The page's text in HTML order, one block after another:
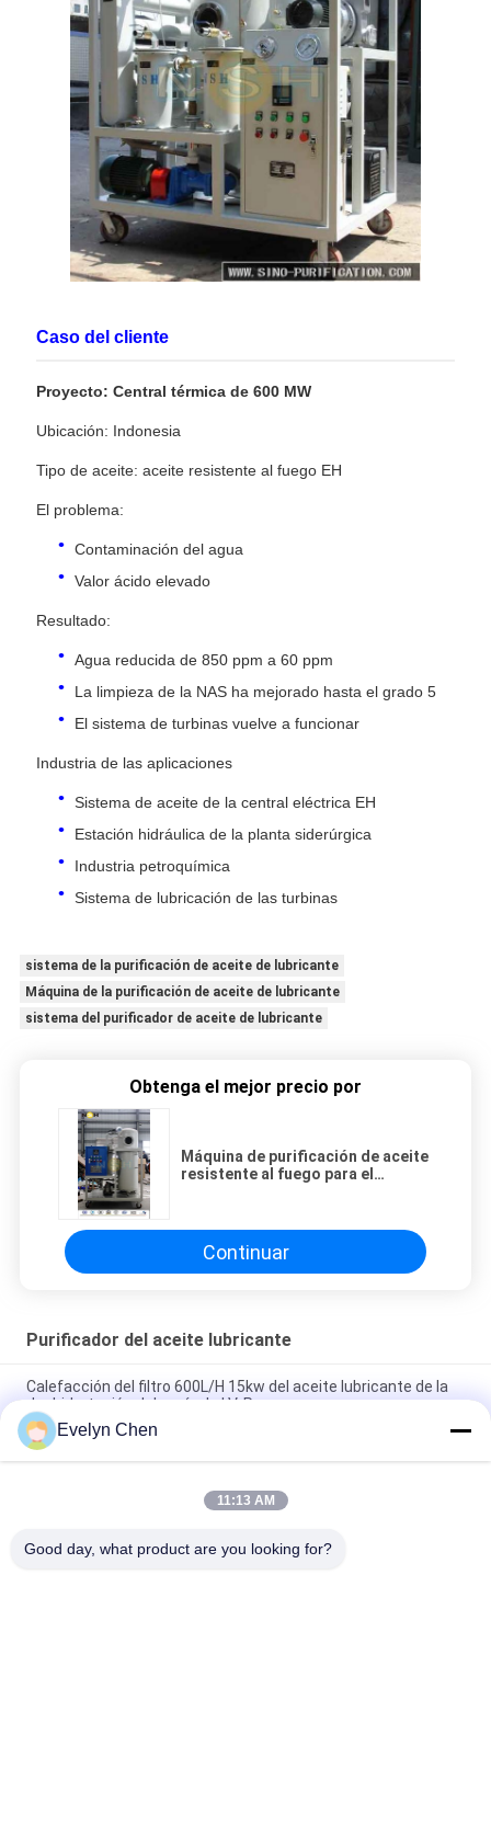
Caso del cliente
Proyecto: Central térmica de 600 MW
Ubicación: Indonesia
Tipo de aceite: aceite resistente al fuego EH
El problema:
Contaminación del agua
Valor ácido elevado
Resultado:
Agua reducida de 850 ppm a 60 ppm
La limpieza de la NAS ha mejorado hasta el grado 5
El sistema de turbinas vuelve a funcionar
Industria de las aplicaciones
Sistema de aceite de la central eléctrica EH
Estación hidráulica de la planta siderúrgica
Industria petroquímica
Sistema de lubricación de las turbinas
sistema de la purificación de aceite de lubricante
Máquina de la purificación de aceite de lubricante
sistema del purificador de aceite de lubricante
Obtenga el mejor precio por
Máquina de purificación de aceite
resistente al fuego para el
Continuar
Purificador del aceite lubricante
Calefacción del filtro 600L/H 15kw del aceite lubricante de la
deshidratación del vacío de LV-P
Purificador ligero del aceite lubricante con la estructura de
acero inoxidable 50Hz
Máquina de purificación de aceite resistente al fuego para el
Evelyn Chen
11:13 AM
Good day, what product are you looking for?